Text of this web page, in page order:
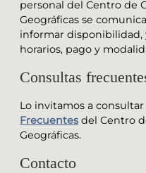
personal del Centro de
Geográficas se
informar disponibilidad,
horarios, pago y
Consultas
Lo invitamos a
Frecuentes del Centro
Geográficas.
Contacto